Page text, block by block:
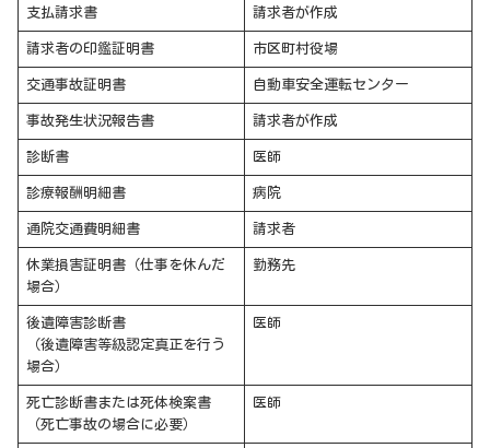
支払請求書 請求者が作成
請求者の印鑑証明書 市区町村役場
交通事故証明書 自動車安全運転センター
事故発生状況報告書 請求者が作成
診断書 医師
診療報酬明細書 病院
通院交通費明細書 請求者
休業損害証明書（仕事を休んだ
場合）
勤務先
後遺障害診断書
（後遺障害等級認定真正を行う
場合）
医師
死亡診断書または死体検案書
（死亡事故の場合に必要）
医師